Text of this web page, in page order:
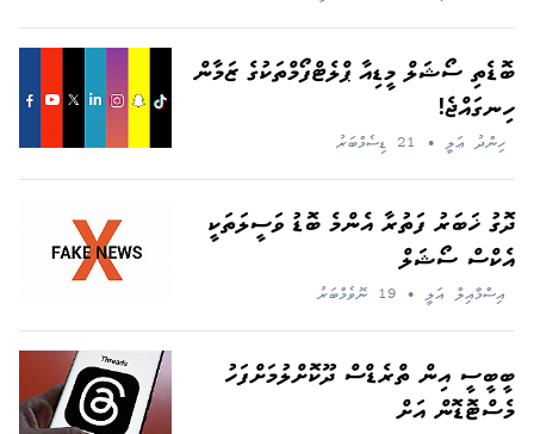
ބޮޑެތި ސޯޝަލް މީޑިއާ ޕްލެޓްފޯމްތަކުގެ ޒަމާން
ހިނގައްޖެ!
ހިންދު ޢަލީ •
ދޮގު ޚަބަރު ފަތުރާ އެންމެ ބޮޑު ވަސީލަތަކީ
އެކްސް ސޯޝަލް
އިސްމާއިލް އަލީ •
ބީބީސީ އިން ތްރެޑްސް ދޫކޮށްލުމަށްފަހު
މެސްޓޮޑޮން އަށް